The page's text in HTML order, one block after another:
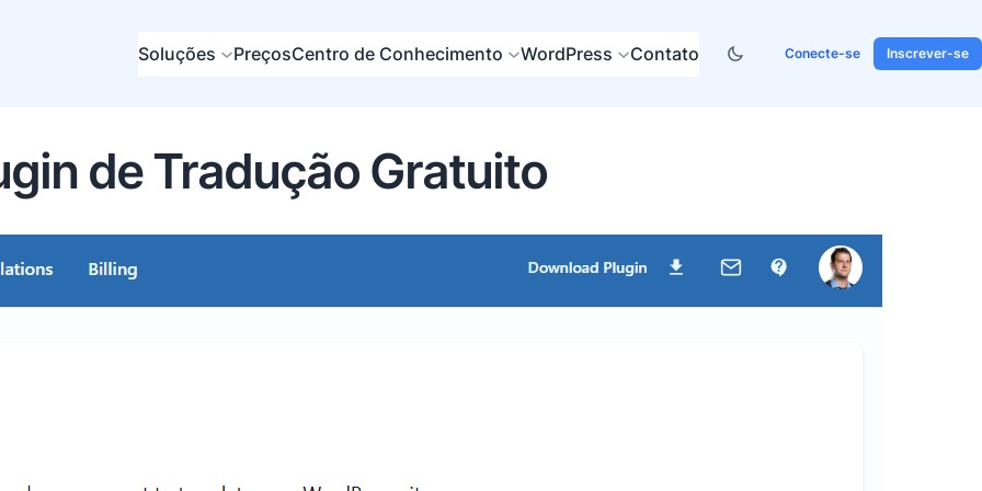
Soluções PreçosCentro de Conhecimento WordPress Contato Conecte-se Inscrever-se
de Tradução Gratuito